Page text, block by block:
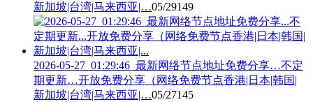
新加坡|台湾|马来西亚|…05/29149
2026-05-27_01:29:46_最新网络节点地址免费分享…不定
期更新…开放免费分享（网络免费节点香港|日本|韩国|
新加坡|台湾|马来西亚|…05/27145